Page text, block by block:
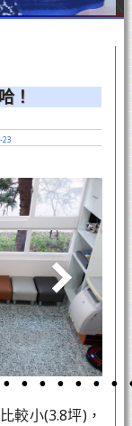
！
23
較小(3.8坪)，